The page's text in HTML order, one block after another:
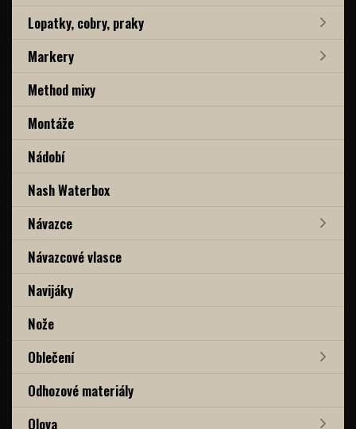
Lopatky, cobry, praky
Markery
Method mixy
Montáže
Nádobí
Nash Waterbox
Návazce
Návazcové vlasce
Navijáky
Nože
Oblečení
Odhozové materiály
Olova